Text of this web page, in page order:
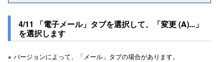
4/11 「電子メール」タブを選択して、「変更 (A)...」
を選択します
※ バージョンによって、「メール」タブの場合があります。